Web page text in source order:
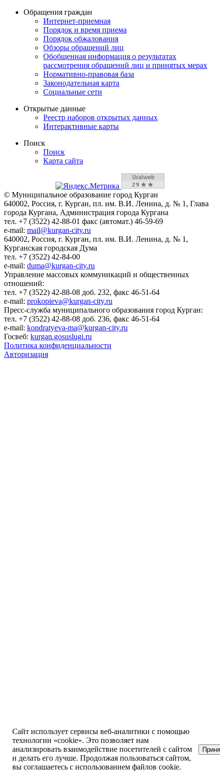
Обращения граждан
Интернет-приемная
Порядок и время приема
Порядок обжалования
Обзоры обращений лиц
Обобщенная информация о результатах
рассмотрения обращений лиц и принятых мерах
Нормативно-правовая база
Законодательная карта
Социальные сети
Открытые данные
Реестр наборов открытых данных
Интерактивные карты
Поиск
Поиск
Карта сайта
© Муниципальное образование город Курган
640002, Россия, г. Курган, пл. им. В.И. Ленина, д. № 1, Глава
города Кургана, Администрация города Кургана
тел. +7 (3522) 42-88-01 факс (автомат.) 46-59-69
e-mail: mail@kurgan-city.ru
640002, Россия, г. Курган, пл. им. В.И. Ленина, д. № 1,
Курганская городская Дума
тел. +7 (3522) 42-84-00
e-mail: duma@kurgan-city.ru
Управление массовых коммуникаций и общественных
отношений:
тел. +7 (3522) 42-88-08 доб. 232, факс 46-51-64
e-mail: prokopieva@kurgan-city.ru
Пресс-служба муниципального образования город Курган:
тел. +7 (3522) 42-88-08 доб. 236, факс 46-51-64
e-mail: kondratyeva-ma@kurgan-city.ru
Госвеб: kurgan.gosuslugi.ru
Политика конфиденциальности
Авторизация
Сайт использует сервисы веб-аналитики с помощью
технологии «cookie». Это позволяет нам
анализировать взаимодействие посетителей с сайтом
и делать его лучше. Продолжая пользоваться сайтом,
вы соглашаетесь с использованием файлов cookie.